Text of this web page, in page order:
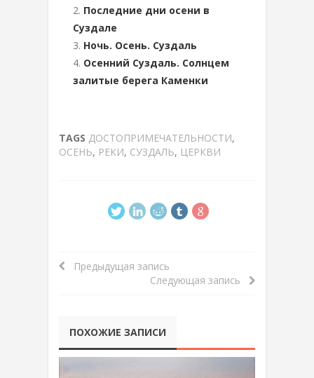
Последние дни осени в
Суздале
Ночь. Осень. Суздаль
Осенний Суздаль. Солнцем
залитые берега Каменки
TAGS ДОСТОПРИМЕЧАТЕЛЬНОСТИ,
ОСЕНЬ, РЕКИ, СУЗДАЛЬ, ЦЕРКВИ
Предыдущая запись
Следующая запись
ПОХОЖИЕ ЗАПИСИ